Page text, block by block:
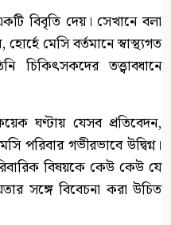
বিবৃতি দেয়। সেখানে বলা
মেসি বর্তমানে স্বাস্থ্যগত
চিকিৎসকদের তত্ত্বাবধানে
ঘণ্টায় যেসব প্রতিবেদন,
পরিবার গভীরভাবে উদ্বিগ্ন।
বিষয়কে কেউ কেউ যে
সঙ্গে বিবেচনা করা উচিত